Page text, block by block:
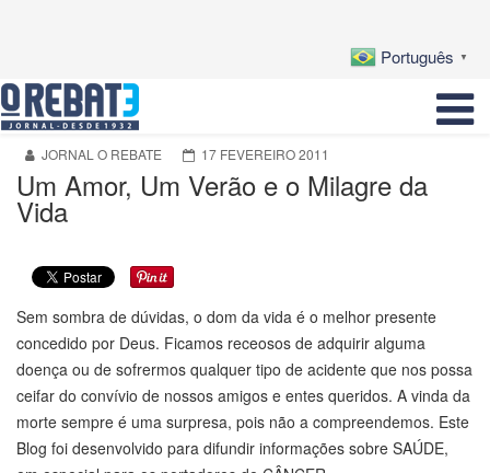
Português ▼
JORNAL O REBATE 17 FEVEREIRO 2011
Um Amor, Um Verão e o Milagre da
Vida
Sem sombra de dúvidas, o dom da vida é o melhor presente
concedido por Deus. Ficamos receosos de adquirir alguma
doença ou de sofrermos qualquer tipo de acidente que nos possa
ceifar do convívio de nossos amigos e entes queridos. A vinda da
morte sempre é uma surpresa, pois não a compreendemos. Este
Blog foi desenvolvido para difundir informações sobre SAÚDE,